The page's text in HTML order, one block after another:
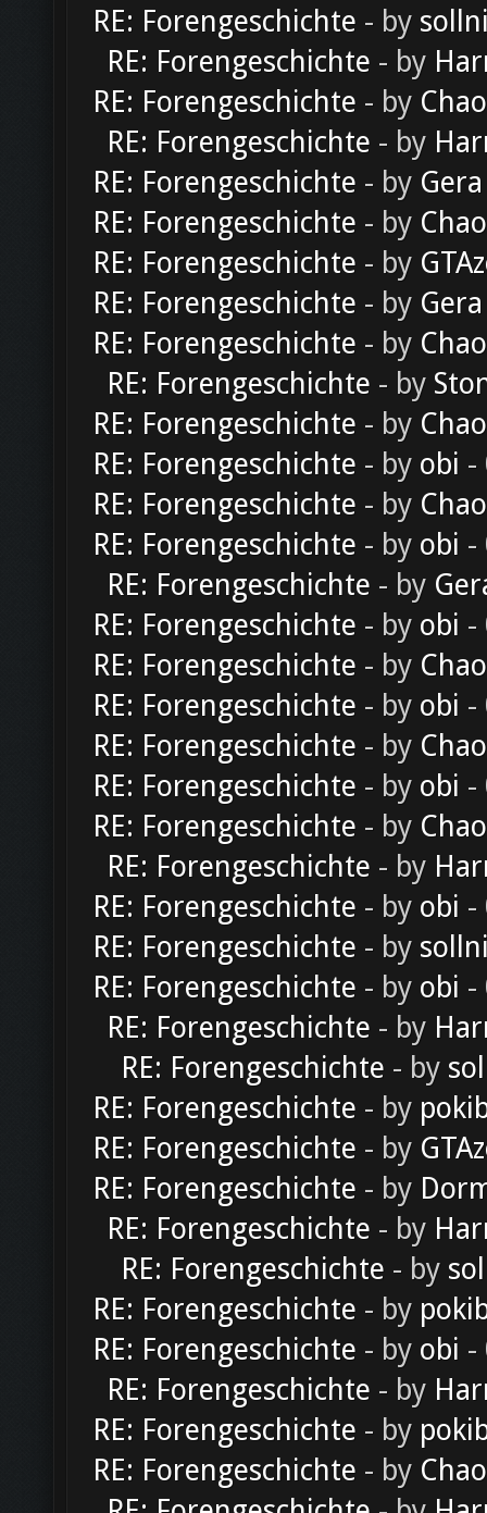
RE: Forengeschichte - by
RE: Forengeschichte - by
RE: Forengeschichte - by
RE: Forengeschichte - by
RE: Forengeschichte - by Gera
RE: Forengeschichte - by
RE: Forengeschichte - by
RE: Forengeschichte - by Gera
RE: Forengeschichte - by
RE: Forengeschichte - by
RE: Forengeschichte - by
RE: Forengeschichte - by obi -
RE: Forengeschichte - by
RE: Forengeschichte - by obi -
RE: Forengeschichte - by
RE: Forengeschichte - by obi -
RE: Forengeschichte - by
RE: Forengeschichte - by obi -
RE: Forengeschichte - by
RE: Forengeschichte - by obi -
RE: Forengeschichte - by
RE: Forengeschichte - by
RE: Forengeschichte - by obi -
RE: Forengeschichte - by
RE: Forengeschichte - by obi -
RE: Forengeschichte - by
RE: Forengeschichte - by
RE: Forengeschichte - by
RE: Forengeschichte - by
RE: Forengeschichte - by
RE: Forengeschichte - by
RE: Forengeschichte - by
RE: Forengeschichte - by
RE: Forengeschichte - by obi -
RE: Forengeschichte - by
RE: Forengeschichte - by
RE: Forengeschichte - by